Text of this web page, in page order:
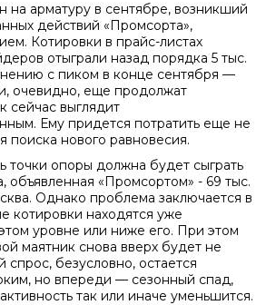
на арматуру в сентябре, возникший
действий «Промсорта»,
Котировки в прайс-листах
отыграли назад порядка 5 тыс.
с пиком в конце сентября —
очевидно, еще продолжат
сейчас выглядит
Ему придется потратить еще не
поиска нового равновесия.
точки опоры должна будет сыграть
объявленная «Промсортом» - 69 тыс.
Однако проблема заключается в
котировки находятся уже
уровне или ниже его. При этом
маятник снова вверх будет не
безусловно, остается
но впереди — сезонный спад,
так или иначе уменьшится.